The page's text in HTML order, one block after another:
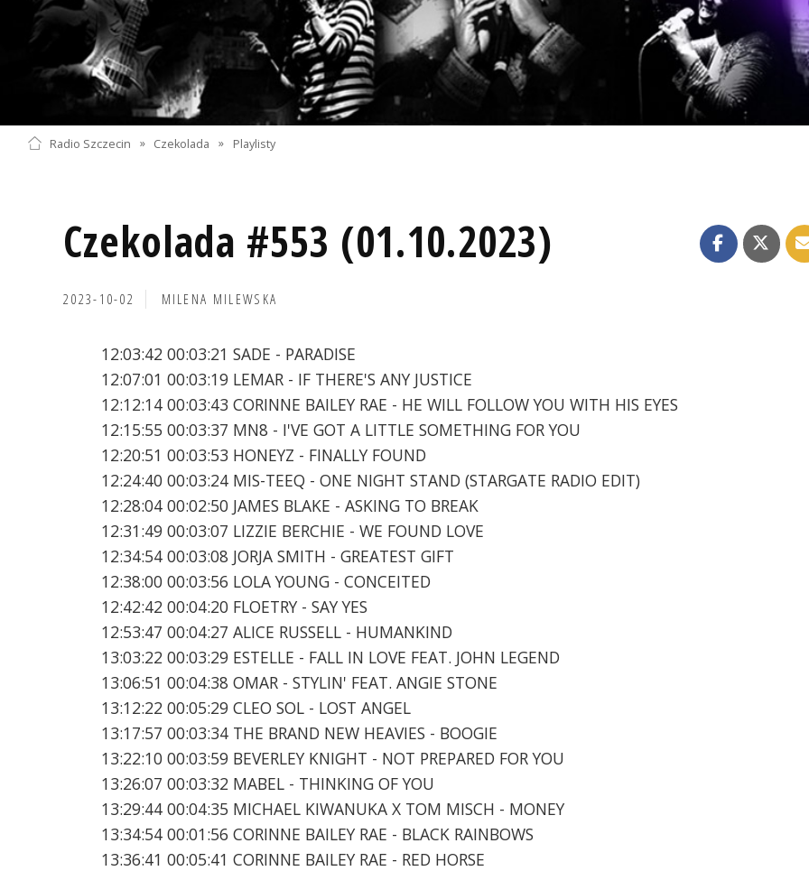
Radio Szczecin » Czekolada » Playlisty
Czekolada #553 (01.10.2023)
2023-10-02 MILENA MILEWSKA
12:03:42 00:03:21 SADE - PARADISE
12:07:01 00:03:19 LEMAR - IF THERE'S ANY JUSTICE
12:12:14 00:03:43 CORINNE BAILEY RAE - HE WILL FOLLOW YOU WITH HIS EYES
12:15:55 00:03:37 MN8 - I'VE GOT A LITTLE SOMETHING FOR YOU
12:20:51 00:03:53 HONEYZ - FINALLY FOUND
12:24:40 00:03:24 MIS-TEEQ - ONE NIGHT STAND (STARGATE RADIO EDIT)
12:28:04 00:02:50 JAMES BLAKE - ASKING TO BREAK
12:31:49 00:03:07 LIZZIE BERCHIE - WE FOUND LOVE
12:34:54 00:03:08 JORJA SMITH - GREATEST GIFT
12:38:00 00:03:56 LOLA YOUNG - CONCEITED
12:42:42 00:04:20 FLOETRY - SAY YES
12:53:47 00:04:27 ALICE RUSSELL - HUMANKIND
13:03:22 00:03:29 ESTELLE - FALL IN LOVE FEAT. JOHN LEGEND
13:06:51 00:04:38 OMAR - STYLIN' FEAT. ANGIE STONE
13:12:22 00:05:29 CLEO SOL - LOST ANGEL
13:17:57 00:03:34 THE BRAND NEW HEAVIES - BOOGIE
13:22:10 00:03:59 BEVERLEY KNIGHT - NOT PREPARED FOR YOU
13:26:07 00:03:32 MABEL - THINKING OF YOU
13:29:44 00:04:35 MICHAEL KIWANUKA X TOM MISCH - MONEY
13:34:54 00:01:56 CORINNE BAILEY RAE - BLACK RAINBOWS
13:36:41 00:05:41 CORINNE BAILEY RAE - RED HORSE